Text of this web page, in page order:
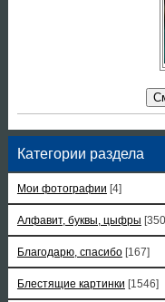
Категории раздела
Мои фотографии [4]
Алфавит, буквы, цыфры
Благодарю, спасибо [167]
Блестящие картинки [1546]